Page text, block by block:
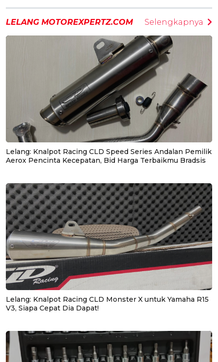
LELANG MOTOREXPERTZ.COM Selengkapnya
Lelang: Knalpot Racing CLD Speed Series Andalan Pemilik
Aerox Pencinta Kecepatan, Bid Harga Terbaikmu Bradsis
Lelang: Knalpot Racing CLD Monster X untuk Yamaha R15
V3, Siapa Cepat Dia Dapat!